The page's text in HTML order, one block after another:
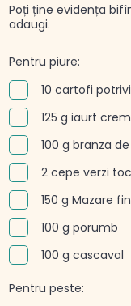
Poți ține evidența
adaugi.
Pentru piure:
10 cartofi
125 g iaurt
100 g branza
2 cepe verzi
150 g Mazare
100 g porumb
100 g cascaval
Pentru peste: